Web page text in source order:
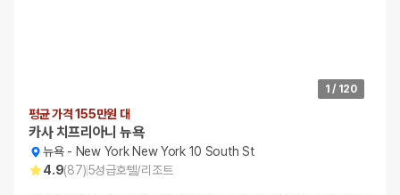
1 / 120
평균 가격 155만원 대
카사 치프리아니 뉴욕
뉴욕- New York New York 10 South St
4.9(87)5성급호텔/리조트